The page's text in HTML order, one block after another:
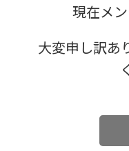
現在メン
大変申し訳あ